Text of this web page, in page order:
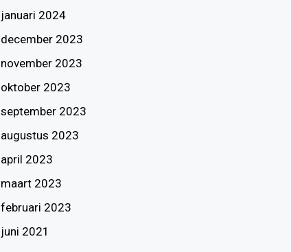
januari 2024
december 2023
november 2023
oktober 2023
september 2023
augustus 2023
april 2023
maart 2023
februari 2023
juni 2021